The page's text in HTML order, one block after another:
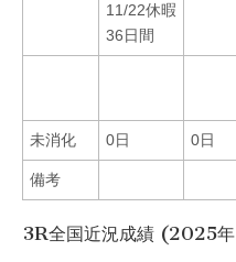
11/22休暇
36日間
未消化 0日 0日
備考
3R全国近況成績 (2025